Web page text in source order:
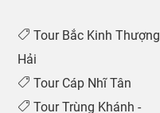
Tour Bắc Kinh Thượng
Hải
Tour Cáp Nhĩ Tân
Tour Trùng Khánh -